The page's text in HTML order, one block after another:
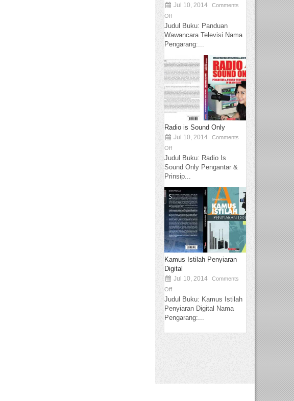
Jul 10, 2014
Comments
Off
Judul Buku: Panduan
Wawancara Televisi Nama
Pengarang:...
Radio is Sound Only
Jul 10, 2014
Comments
Off
Judul Buku: Radio Is
Sound Only Pengantar &
Prinsip...
Kamus Istilah Penyiaran
Digital
Jul 10, 2014
Comments
Off
Judul Buku: Kamus Istilah
Penyiaran Digital Nama
Pengarang:...